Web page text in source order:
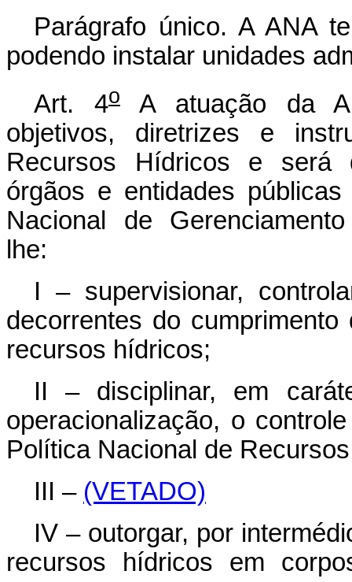
Parágrafo único. A ANA
podendo instalar unidades
Art. 4oA atuação da
objetivos, diretrizes e
Recursos Hídricos e será
órgãos e entidades
Nacional de
lhe:
I – supervisionar,
decorrentes do
recursos hídricos;
II – disciplinar, em
operacionalização, o
Política Nacional de
III – (VETADO)
IV – outorgar, por
recursos hídricos em